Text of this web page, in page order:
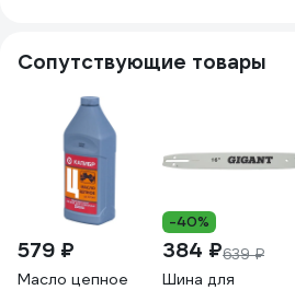
Сопутствующие товары
579 ₽
Масло цепное
-40%
384 ₽639 ₽
Шина для